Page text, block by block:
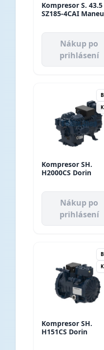
Kompresor S. 43.5
SZ185-4CAI
Nákup po
prihlásení
Kompresor SH.
H2000CS Dorin
Nákup po
prihlásení
Kompresor SH.
H151CS Dorin